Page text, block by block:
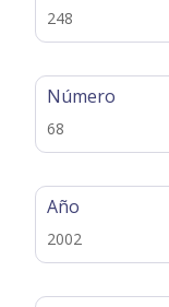
248
Número
68
Año
2002